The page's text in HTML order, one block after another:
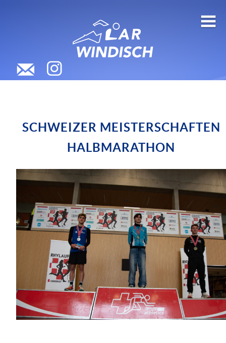
SCHWEIZER MEISTERSCHAFTEN
HALBMARATHON